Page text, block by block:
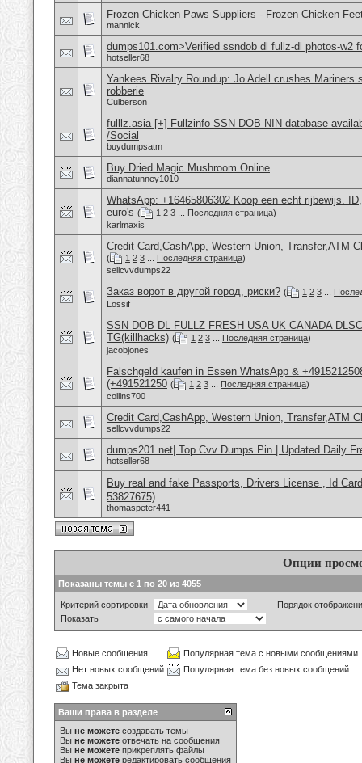
Frozen Chicken Paws Suppliers - Frozen Chicken
mannick
dumps101.com>Verified ssndob dl fullz-dl photos-w2
hotseller68
Yankees Rivalry Roundup: Jo Adell crushes Mariners
robberie
Culberson
fulllz.asia [+] Fullzinfo SSN DOB NIN database
/Social
buydumpsatm
Buy Dried Magic Mushroom Online
diannatunney1010
WhatsApp: +16465806302 Koop een echt rijbewijs.
euro's ( 1 2 3 Последняя страница)
karlmaxis
Credit Card,CashApp, Western Union, Transfer,ATM
( 1 2 3 Последняя страница)
sellcvvdumps22
Заказ ворот в другой город, риски? ( 1 2 3
Lossif
SSN DOB DL FULLZ FRESH USA UK CANADA
TG(killhacks) ( 1 2 3 Последняя страница)
jacobjones
Falschgeld kaufen in Essen WhatsApp &
(+491521250 ( 1 2 3 Последняя страница)
collins700
Credit Card,CashApp, Western Union, Transfer,ATM
sellcvvdumps22
dumps201.net| Top Cvv Dumps Pin | Updated Daily
hotseller68
Buy real and fake Passports, Drivers License , Id
53827675)
thomaspeter441
Опции
Показаны темы с 1 по 20 из 4055
Критерий сортировки
Порядок
Показать
Новые сообщения
Популярная тема с новыми сообщениями
Нет новых сообщений
Популярная тема без новых сообщений
Тема закрыта
Ваши права в разделе
Вы не можете создавать темы
Вы не можете отвечать на сообщения
Вы не можете прикреплять файлы
Вы не можете редактировать сообщения